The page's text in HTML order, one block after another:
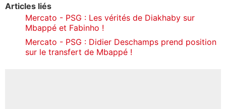
Articles liés
Mercato - PSG : Les vérités de Diakhaby sur
Mbappé et Fabinho !
Mercato - PSG : Didier Deschamps prend position
sur le transfert de Mbappé !